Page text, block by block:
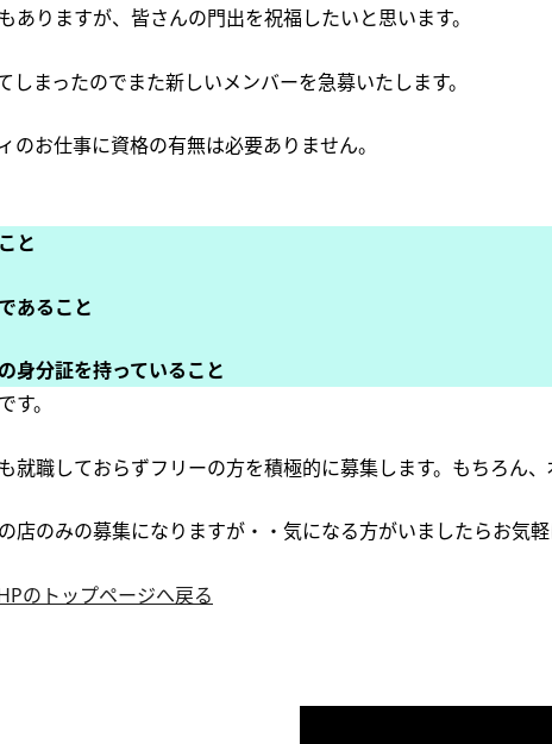
ありますが、皆さんの門出を祝福したいと思います。
しまったのでまた新しいメンバーを急募いたします。
のお仕事に資格の有無は必要ありません。
と
あること
身分証を持っていること
す。
就職しておらずフリーの方を積極的に募集します。もちろん
店のみの募集になりますが・・気になる方がいましたらお気
のトップページへ戻る